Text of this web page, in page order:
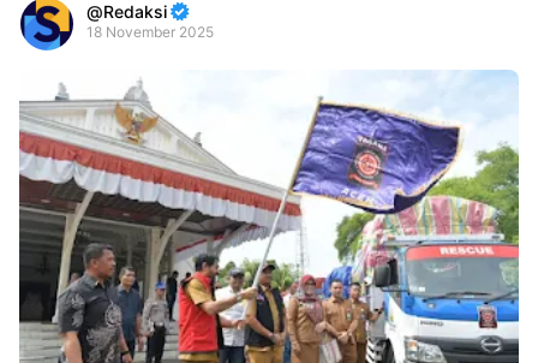
Redaksi
18 November 2025
Premium
By
Raushan
Design
With
Shroff
Templates